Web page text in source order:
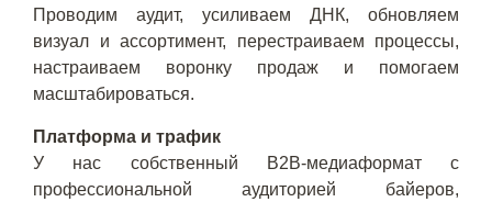
Проводим аудит, усиливаем ДНК, обновляем
визуал и ассортимент, перестраиваем процессы,
настраиваем воронку продаж и помогаем
масштабироваться.
Платформа и трафик
У нас собственный B2B-медиаформат с
профессиональной аудиторией байеров,